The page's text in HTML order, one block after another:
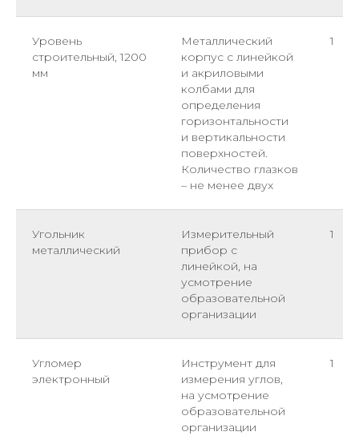
Уровень
строительный, 1200
мм
Металлический
корпус с линейкой
и акриловыми
колбами для
определения
горизонтальности
и вертикальности
поверхностей.
Количество глазков
– не менее двух
1
Угольник
металлический
Измерительный
прибор с
линейкой, на
усмотрение
образовательной
организации
1
Угломер
электронный
Инструмент для
измерения углов,
на усмотрение
образовательной
организации
1